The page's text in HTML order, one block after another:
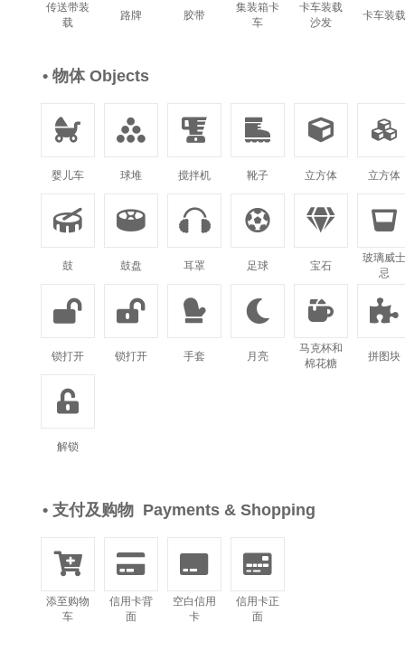
传送带装
载
路牌 胶带
集装箱卡
车
卡车装载
沙发
卡车装载
婴儿车 球堆 搅拌机 靴子 立方体 立方体
鼓 鼓盘 耳罩 足球 宝石
玻璃威士
忌
锁打开 锁打开 手套 月亮
马克杯和
棉花糖
拼图块
解锁
添至购物
车
信用卡背
面
空白信用
卡
信用卡正
面
• 物体 Objects
• 支付及购物 Payments & Shopping
     
     
     

   